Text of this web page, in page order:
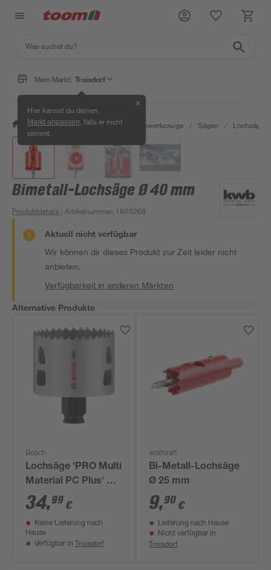
Mein Markt: Troisdorf
Hier kannst du deinen
Markt anpassen , falls er nicht
stimmt.
✕
/ Werkstatt & Maschinen / Elektrowerkzeuge / Sägen / Lochsägen
Bimetall-Lochsäge Ø 40 mm
Produktdetails | Artikelnummer: 1800268
Aktuell nicht verfügbar
Wir können dir dieses Produkt zur Zeit leider nicht
anbieten.
Verfügbarkeit in anderen Märkten
Alternative Produkte
Bosch
Lochsäge 'PRO Multi
Material PC Plus' Ø
65 mm
34,99 €
Keine Lieferung nach
Hause
Verfügbar in Troisdorf
wolfcraft
Bi-Metall-Lochsäge
Ø 25 mm
9,90 €
Lieferung nach Hause
Nicht verfügbar in
Troisdorf